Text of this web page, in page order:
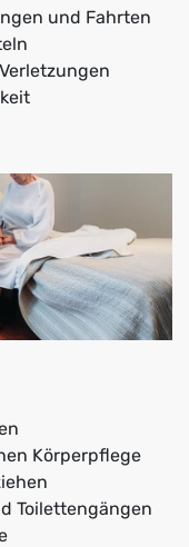
und Fahrten
Körperpflege
Toilettengängen